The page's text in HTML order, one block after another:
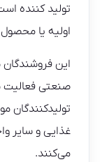
تولید کننده
اولیه یا
این
صنعتی فعالیت
تولیدکنندگان
غذایی و سایر
می‌کنند.